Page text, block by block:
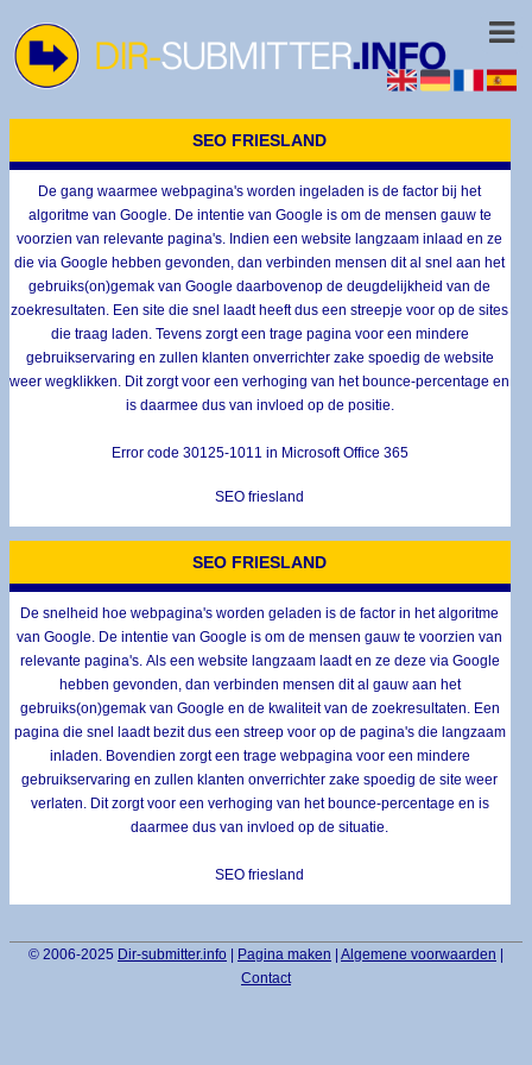
SEO FRIESLAND
De gang waarmee webpagina's worden ingeladen is de factor bij het
algoritme van Google. De intentie van Google is om de mensen gauw te
voorzien van relevante pagina's. Indien een website langzaam inlaad en ze
die via Google hebben gevonden, dan verbinden mensen dit al snel aan het
gebruiks(on)gemak van Google daarbovenop de deugdelijkheid van de
zoekresultaten. Een site die snel laadt heeft dus een streepje voor op de sites
die traag laden. Tevens zorgt een trage pagina voor een mindere
gebruikservaring en zullen klanten onverrichter zake spoedig de website
weer wegklikken. Dit zorgt voor een verhoging van het bounce-percentage en
is daarmee dus van invloed op de positie.
Error code 30125-1011 in Microsoft Office 365
SEO friesland
SEO FRIESLAND
De snelheid hoe webpagina's worden geladen is de factor in het algoritme
van Google. De intentie van Google is om de mensen gauw te voorzien van
relevante pagina's. Als een website langzaam laadt en ze deze via Google
hebben gevonden, dan verbinden mensen dit al gauw aan het
gebruiks(on)gemak van Google en de kwaliteit van de zoekresultaten. Een
pagina die snel laadt bezit dus een streep voor op de pagina's die langzaam
inladen. Bovendien zorgt een trage webpagina voor een mindere
gebruikservaring en zullen klanten onverrichter zake spoedig de site weer
verlaten. Dit zorgt voor een verhoging van het bounce-percentage en is
daarmee dus van invloed op de situatie.
SEO friesland
© 2006-2025 Dir-submitter.info Pagina maken Algemene voorwaarden
Contact